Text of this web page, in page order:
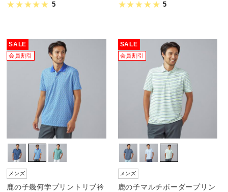
5 5
SALE
会員割引
メンズ
鹿の子幾何学プリントリブ衿
SALE
会員割引
メンズ
鹿の子マルチボーダープリン